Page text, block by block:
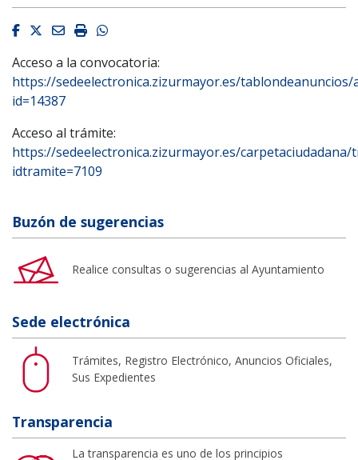
Facebook
Twitter
EmailImprimirWhatsapp
Acceso a la convocatoria:
https://sedeelectronica.zizurmayor.es/tablondeanuncios/
id=14387
Acceso al trámite:
https://sedeelectronica.zizurmayor.es/carpetaciudadana/
idtramite=7109
Buzón de sugerencias
Realice consultas o sugerencias al Ayuntamiento
Sede electrónica
Trámites, Registro Electrónico, Anuncios Oficiales,
Sus Expedientes
Transparencia
La transparencia es uno de los principios